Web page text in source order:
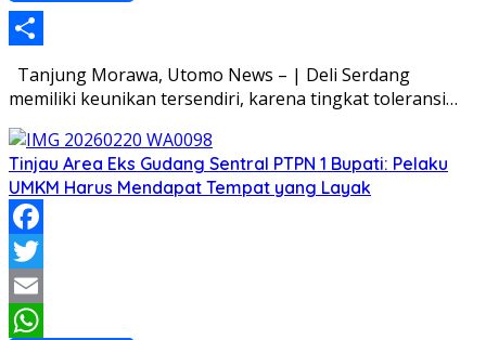
Share
Tanjung Morawa, Utomo News – | Deli Serdang
memiliki keunikan tersendiri, karena tingkat toleransi…
Tinjau Area Eks Gudang Sentral PTPN 1 Bupati: Pelaku
UMKM Harus Mendapat Tempat yang Layak
Facebook
Twitter
Email